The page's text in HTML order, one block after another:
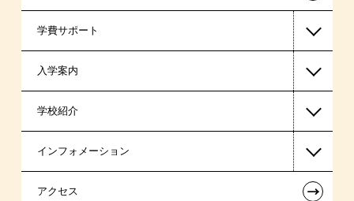
警察官・消防官系
学費サポート
高等教育の修学支援新制度
日本学生支援機構の奨学金
国の教育ローン
提携教育ローン
入学案内
一般入学
AO入学
指定校推薦入学
学校紹介
在校生からあなたへ
夢を叶えた先輩たち
インフォメーション
お知らせ・新着情報
アクセス ←